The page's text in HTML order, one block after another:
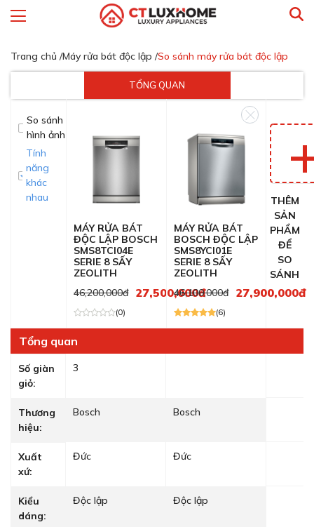
Trang chủ /Máy rửa bát độc lập /So sánh máy rửa bát độc lập
TỔNG QUAN
So sánh
hình ảnh
Tính
năng
khác
nhau
MÁY RỬA BÁT
ĐỘC LẬP BOSCH
SMS8TCI04E
SERIE 8 SẤY
ZEOLITH
46,200,000đ 27,500,000đ
(0)
MÁY RỬA BÁT
BOSCH ĐỘC LẬP
SMS8YCI01E
SERIE 8 SẤY
ZEOLITH
46,100,000đ
27,900,000đ
(6)
THÊM
SẢN
PHẨM
ĐỂ
SO
SÁNH
Tổng quan
Số giàn
giỏ:
3
Thương
hiệu:
Bosch Bosch
Xuất
xứ:
Đức Đức
Kiểu
dáng:
Độc lập Độc lập